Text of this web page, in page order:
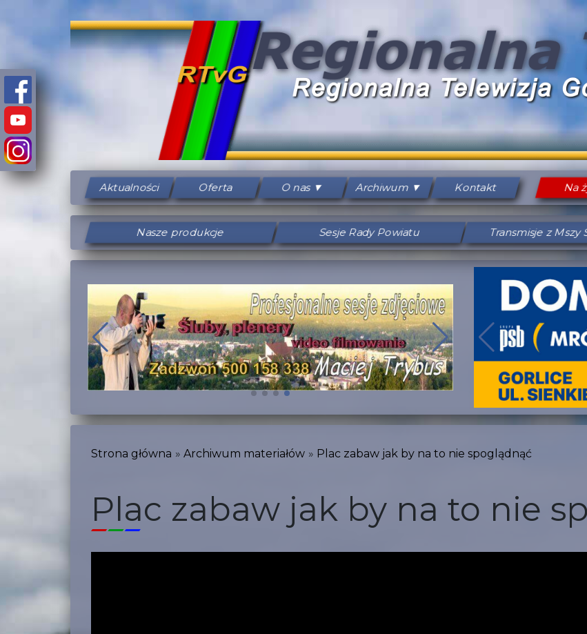
Aktualności Oferta O nas Archiwum Kontakt Na
Nasze produkcje Sesje Rady Powiatu Transmisje z Mszy
Strona główna Archiwum materiałów Plac zabaw jak by na to nie spoglądnąć
Plac zabaw jak by na to nie